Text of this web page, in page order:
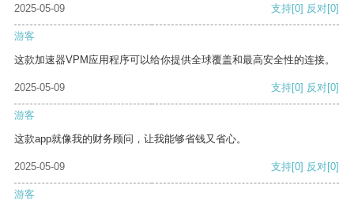
2025-05-09 支持[0] 反对[0]
游客
这款加速器VPM应用程序可以给你提供全球覆盖和最高安全性的连接。
2025-05-09 支持[0] 反对[0]
游客
这款app就像我的财务顾问，让我能够省钱又省心。
2025-05-09 支持[0] 反对[0]
游客